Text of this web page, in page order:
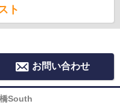
ト
お問い合わせ
South